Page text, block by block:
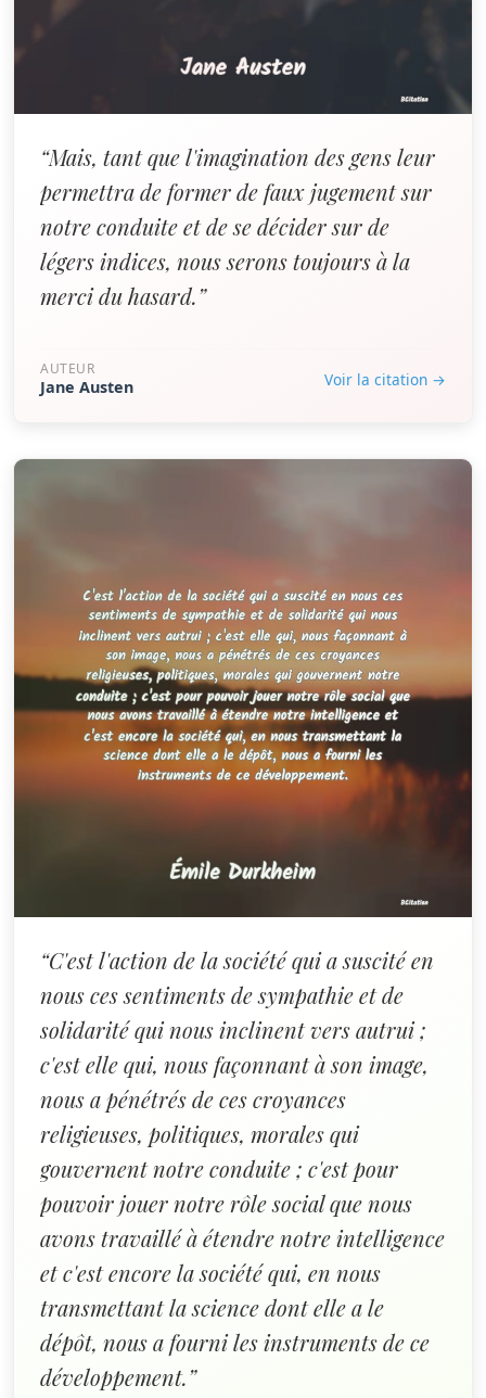
“Mais, tant que l'imagination des gens leur
permettra de former de faux jugement sur
notre conduite et de se décider sur de
légers indices, nous serons toujours à la
merci du hasard.”
AUTEUR
Jane Austen Voir la citation →
“C'est l'action de la société qui a suscité en
nous ces sentiments de sympathie et de
solidarité qui nous inclinent vers autrui ;
c'est elle qui, nous façonnant à son image,
nous a pénétrés de ces croyances
religieuses, politiques, morales qui
gouvernent notre conduite ; c'est pour
pouvoir jouer notre rôle social que nous
avons travaillé à étendre notre intelligence
et c'est encore la société qui, en nous
transmettant la science dont elle a le
dépôt, nous a fourni les instruments de ce
développement.”